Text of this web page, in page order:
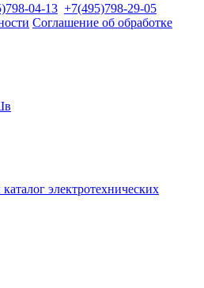
04-13 +7(495)798-29-05
Соглашение об обработке